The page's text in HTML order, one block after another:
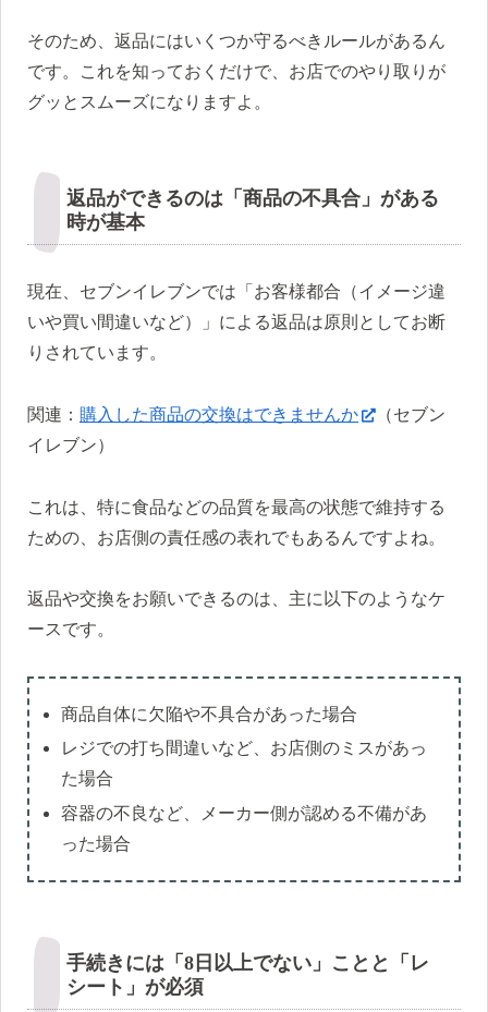
そのため、返品にはいくつか守るべきルールがあるん
です。これを知っておくだけで、お店でのやり取りが
グッとスムーズになりますよ。
返品ができるのは「商品の不具合」がある
時が基本
現在、セブンイレブンでは「お客様都合（イメージ違
いや買い間違いなど）」による返品は原則としてお断
りされています。
関連： 購入した商品の交換はできませんか
（セブン
イレブン）
これは、特に食品などの品質を最高の状態で維持する
ための、お店側の責任感の表れでもあるんですよね。
返品や交換をお願いできるのは、主に以下のようなケ
ースです。
商品自体に欠陥や不具合があった場合
レジでの打ち間違いなど、お店側のミスがあっ
た場合
容器の不良など、メーカー側が認める不備があ
った場合
手続きには「8日以上でない」ことと「レ
シート」が必須